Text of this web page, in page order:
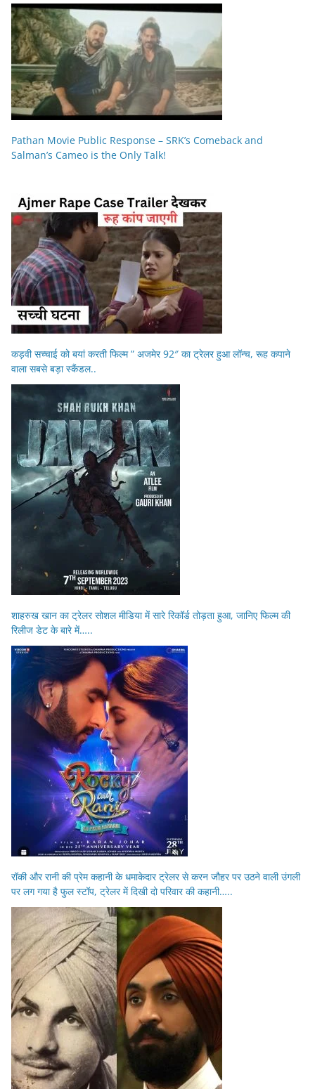
Pathan Movie Public Response – SRK’s Comeback and
Salman’s Cameo is the Only Talk!
कड़वी सच्चाई को बयां करती फिल्म ” अजमेर 92″ का ट्रेलर हुआ लॉन्च, रूह कपाने
वाला सबसे बड़ा स्कैंडल..
शाहरुख खान का ट्रेलर सोशल मीडिया में सारे रिकॉर्ड तोड़ता हुआ, जानिए फिल्म की
रिलीज डेट के बारे में…..
रॉकी और रानी की प्रेम कहानी के धमाकेदार ट्रेलर से करन जौहर पर उठने वाली उंगली
पर लग गया है फुल स्टॉप, ट्रेलर में दिखी दो परिवार की कहानी…..